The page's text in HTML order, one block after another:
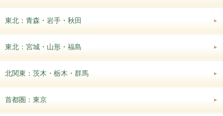
東北：青森・岩手・秋田
東北：宮城・山形・福島
北関東：茨木・栃木・群馬
首都圏：東京